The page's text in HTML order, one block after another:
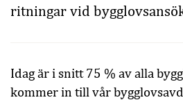
ritningar vid
Idag är i snitt 75 % av alla
kommer in till vår